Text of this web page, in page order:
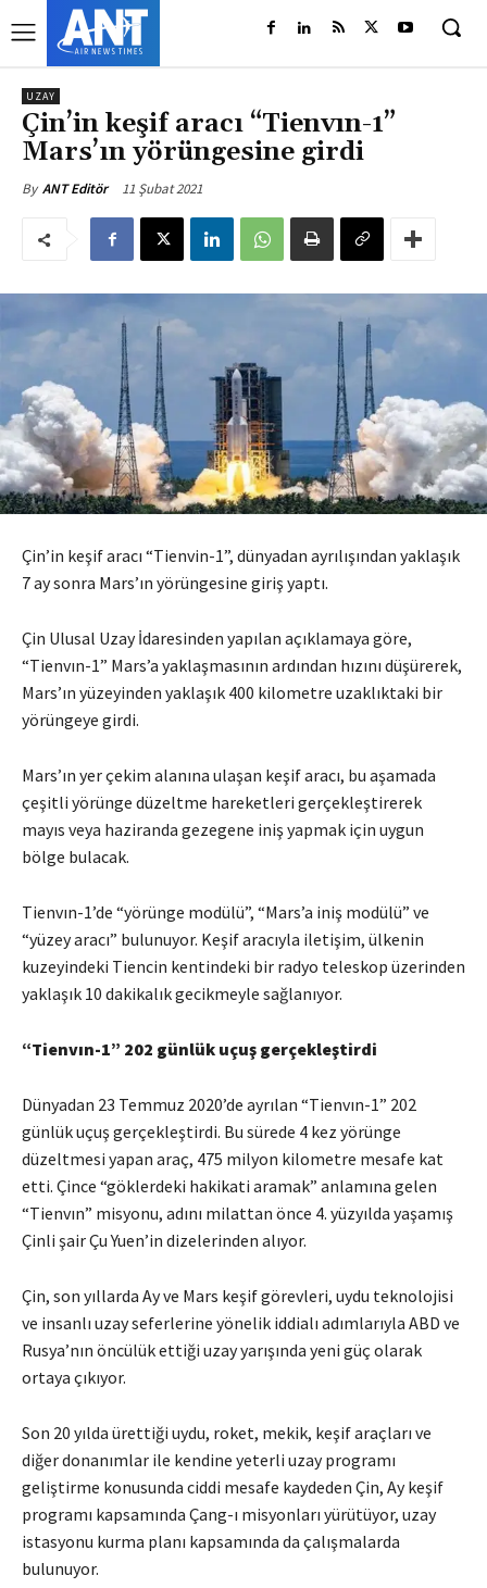
UZAY
Çin’in keşif aracı “Tienvın-1”
Mars’ın yörüngesine girdi
By ANT Editör 11 Şubat 2021
Çin’in keşif aracı “Tienvin-1”, dünyadan ayrılışından yaklaşık
7 ay sonra Mars’ın yörüngesine giriş yaptı.
Çin Ulusal Uzay İdaresinden yapılan açıklamaya göre,
“Tienvın-1” Mars’a yaklaşmasının ardından hızını düşürerek,
Mars’ın yüzeyinden yaklaşık 400 kilometre uzaklıktaki bir
yörüngeye girdi.
Mars’ın yer çekim alanına ulaşan keşif aracı, bu aşamada
çeşitli yörünge düzeltme hareketleri gerçekleştirerek
mayıs veya haziranda gezegene iniş yapmak için uygun
bölge bulacak.
Tienvın-1’de “yörünge modülü”, “Mars’a iniş modülü” ve
“yüzey aracı” bulunuyor. Keşif aracıyla iletişim, ülkenin
kuzeyindeki Tiencin kentindeki bir radyo teleskop üzerinden
yaklaşık 10 dakikalık gecikmeyle sağlanıyor.
“Tienvın-1” 202 günlük uçuş gerçekleştirdi
Dünyadan 23 Temmuz 2020’de ayrılan “Tienvın-1” 202
günlük uçuş gerçekleştirdi. Bu sürede 4 kez yörünge
düzeltmesi yapan araç, 475 milyon kilometre mesafe kat
etti. Çince “göklerdeki hakikati aramak” anlamına gelen
“Tienvın” misyonu, adını milattan önce 4. yüzyılda yaşamış
Çinli şair Çu Yuen’in dizelerinden alıyor.
Çin, son yıllarda Ay ve Mars keşif görevleri, uydu teknolojisi
ve insanlı uzay seferlerine yönelik iddialı adımlarıyla ABD ve
Rusya’nın öncülük ettiği uzay yarışında yeni güç olarak
ortaya çıkıyor.
Son 20 yılda ürettiği uydu, roket, mekik, keşif araçları ve
diğer donanımlar ile kendine yeterli uzay programı
geliştirme konusunda ciddi mesafe kaydeden Çin, Ay keşif
programı kapsamında Çang-ı misyonları yürütüyor, uzay
istasyonu kurma planı kapsamında da çalışmalarda
bulunuyor.